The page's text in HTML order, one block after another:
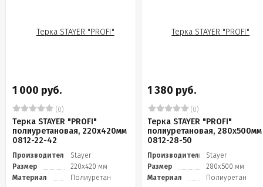
1 000 руб.
(0)
Терка STAYER "PROFI"
полиуретановая, 220x420мм
0812-22-42
Производитель
Stayer
Размер
220x420 мм
Материал
Полиуретан
1 380 руб.
(0)
Терка STAYER "PROFI"
полиуретановая, 280x500мм
0812-28-50
Производитель
Stayer
Размер
280x500 мм
Материал
Полиуретан